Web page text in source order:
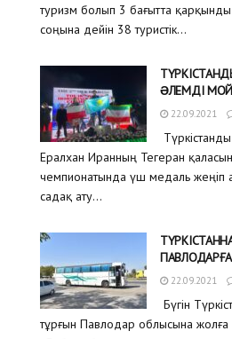
туризм болып 3 бағытта
соңына дейін 38 туристік...
ƏЛЕМДІ
22.09.2021
Ералхан Иранның Тегеран
чемпионатында үш медаль жеңіп
садақ ату...
22.09.2021
Бүгін
тұрғын Павлодар облысына